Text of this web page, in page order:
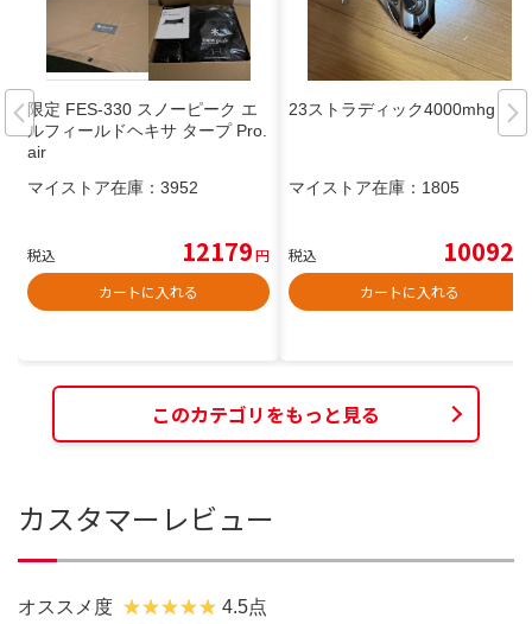
限定 FES-330 スノーピーク エ
ルフィールドヘキサ タープ Pro.
air
マイストア在庫： 3952
税込 12179円
カートに入れる
23ストラディック4000mhg
マイストア在庫： 1805
税込 10092
カートに入れる
このカテゴリをもっと見る
カスタマーレビュー
オススメ度 4.5点